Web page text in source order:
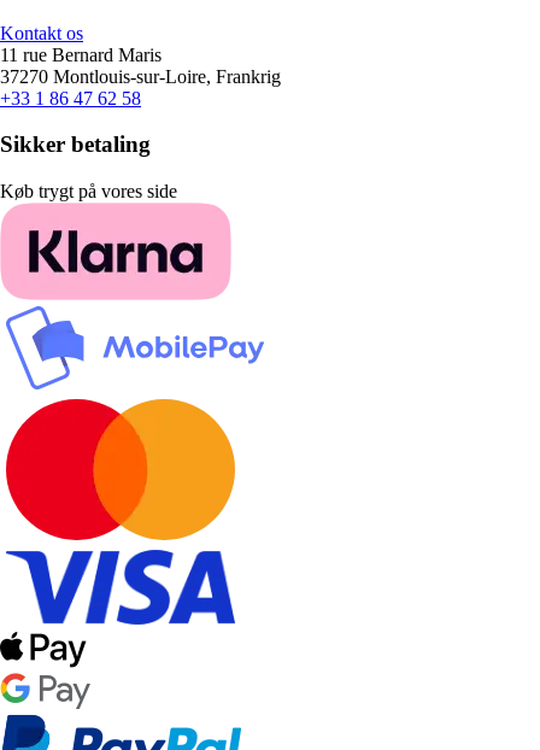
Kontakt os
11 rue Bernard Maris
37270 Montlouis-sur-Loire, Frankrig
+33 1 86 47 62 58
Sikker betaling
Køb trygt på vores side